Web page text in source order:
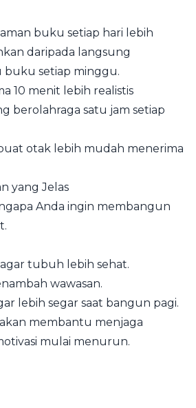
buku setiap hari lebih
daripada langsung
buku setiap minggu.
10 menit lebih realistis
berolahraga satu jam setiap
otak lebih mudah menerima
yang Jelas
Anda ingin membangun
tubuh lebih sehat.
wawasan.
lebih segar saat bangun pagi.
membantu menjaga
mulai menurun.